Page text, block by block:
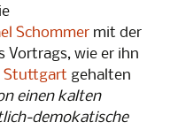
Schommer mit der
Vortrags, wie er ihn
Stuttgart gehalten
einen kalten
demokatische